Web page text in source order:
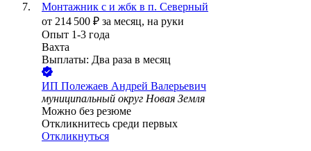
Монтажник с и жбк в п. Северный
от 214 500 ₽ за месяц, на руки
Опыт 1-3 года
Вахта
Выплаты: Два раза в месяц
ИП Полежаев Андрей Валерьевич
муниципальный округ Новая Земля
Можно без резюме
Откликнитесь среди первых
Откликнуться